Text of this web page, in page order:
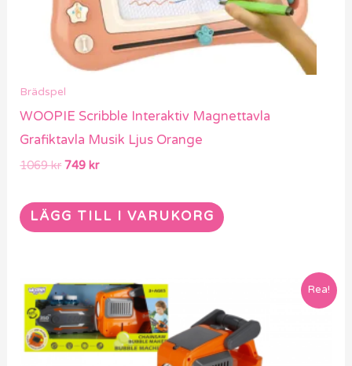
Brädspel
WOOPIE Scribble Interaktiv Magnettavla
Grafiktavla Musik Ljus Orange
1069kr 749kr
LÄGG TILL I VARUKORG
Rea!
Det
ursprungliga
priset
var:
659 kr.
Det
nuvarande
priset
är:
469 kr.